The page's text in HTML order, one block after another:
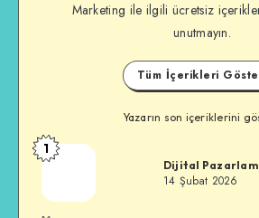
Marketing ile ilgili ücretsiz
unutmayın.
Tüm İçerikleri
Yazarın son içeriklerini
Özkan
1
Dijital
14 Şubat 2026